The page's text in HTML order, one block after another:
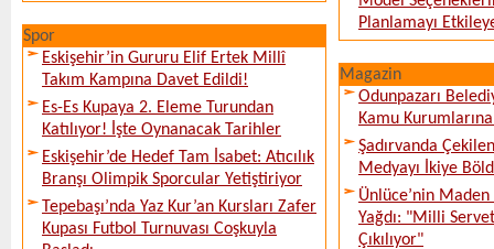
Spor
Eskişehir’in Gururu Elif Ertek Millî
Takım Kampına Davet Edildi!
Es-Es Kupaya 2. Eleme Turundan
Katılıyor! İşte Oynanacak Tarihler
Eskişehir’de Hedef Tam İsabet: Atıcılık
Branşı Olimpik Sporcular Yetiştiriyor
Tepebaşı’nda Yaz Kur’an Kursları Zafer
Kupası Futbol Turnuvası Coşkuyla
Planlamayı
Magazin
Odunpazarı
Kamu Kurumlarına
Şadırvanda
Medyayı İkiye
Ünlüce’nin Maden
Yağdı: "Milli
Çıkılıyor"